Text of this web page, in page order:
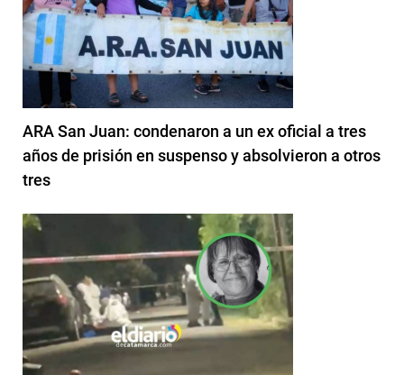
ARA San Juan: condenaron a un ex oficial a tres
años de prisión en suspenso y absolvieron a otros
tres